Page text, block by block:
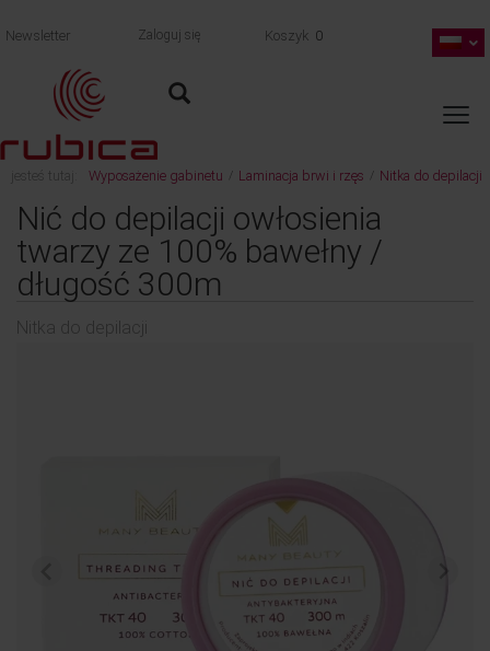
Newsletter Zaloguj się Koszyk 0
jesteś tutaj: Wyposażenie gabinetu Laminacja brwi i rzęs Nitka do depilacji
Nić do depilacji owłosienia
twarzy ze 100% bawełny /
długość 300m
Nitka do depilacji